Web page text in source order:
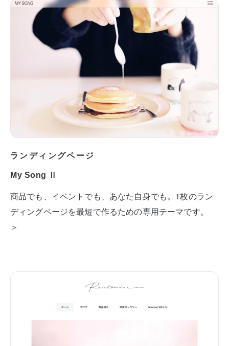
ランディングページ
My Song Ⅱ
商品でも、イベントでも、あなた自身でも。1枚のラン
ディングページを最短で作るための専用テーマです。
＞